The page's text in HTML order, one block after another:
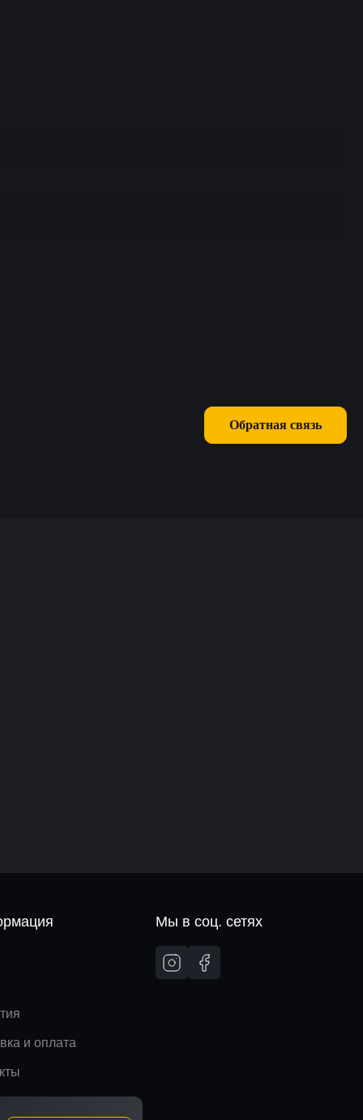
Обратная связь
и оплата
Мы в соц. сетях